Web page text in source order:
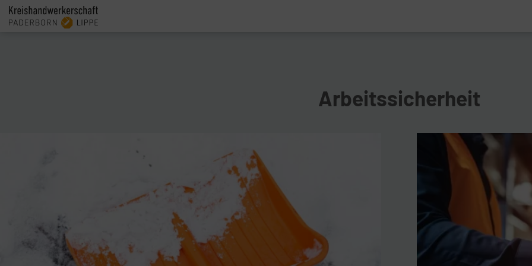
Arbeitssicherheit